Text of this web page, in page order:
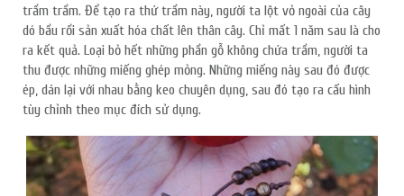
trầm trầm. Để tạo ra thứ trầm này, người ta lột vỏ ngoài của cây
dó bầu rồi sản xuất hóa chất lên thân cây. Chỉ mất 1 năm sau là cho
ra kết quả. Loại bỏ hết những phần gỗ không chứa trầm, người ta
thu được những miếng ghép mỏng. Những miếng này sau đó được
ép, dán lại với nhau bằng keo chuyên dụng, sau đó tạo ra cấu hình
tùy chỉnh theo mục đích sử dụng.